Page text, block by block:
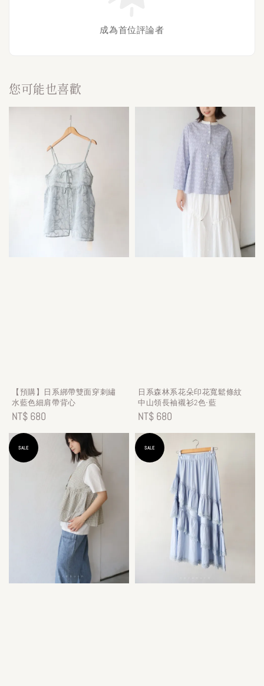
成為首位評論者
您可能也喜歡
【預購】日系綁帶雙面穿刺繡
水藍色細肩帶背心
Regular
price
NT$ 680
日系森林系花朵印花寬鬆條紋
中山領長袖襯衫2色-藍
Regular
price
NT$ 680
SALE SALE